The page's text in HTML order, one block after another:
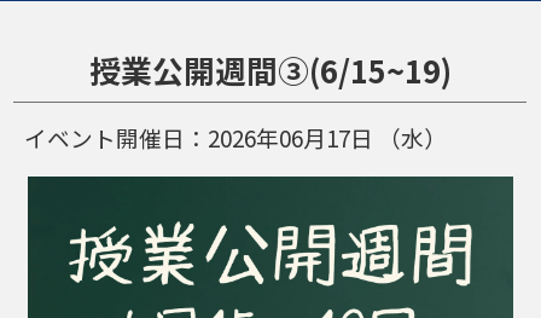
授業公開週間③(6/15~19)
イベント開催日： 2026年06月17日 （水）